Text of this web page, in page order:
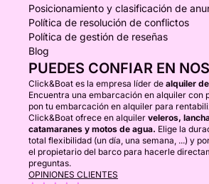
Posicionamiento y clasificación de
Política de resolución de conflictos
Política de gestión de reseñas
Blog
PUEDES CONFIAR EN
Click&Boat es la empresa líder de alquiler
Encuentra una embarcación en alquiler con
pon tu embarcación en alquiler para
Click&Boat ofrece en alquiler veleros,
catamaranes y motos de agua. Elige la
total flexibilidad (un día, una semana, ...) y
el propietario del barco para hacerle
preguntas.
OPINIONES CLIENTES